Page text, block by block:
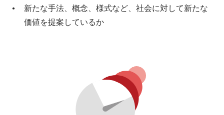
新たな手法、概念、様式など、社会に対して新たな
価値を提案しているか